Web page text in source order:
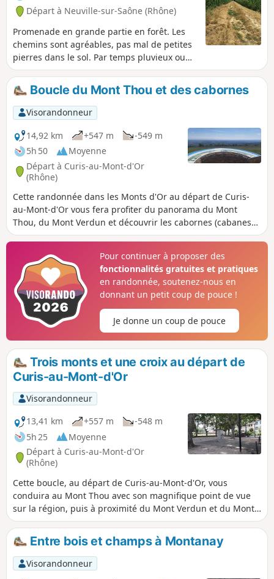
Départ à Neuville-sur-Saône (Rhône)
Promenade en grande partie en forêt. Les
chemins sont agréables, pas mal de petites
pierres dans le sol. Par temps pluvieux ou
après une grosse averse, possibilité de boue
voire impraticable par endroits (pas sûr à
vérifier). La fin n'est pas à l'ombre, donc
chaude sous le soleil. Avertissement
modérateur : signalement d'un passage
désormais interdit. Attendre la mise en
place d'un contournement.
Boucle du Mont Thou et des cabornes
Visorandonneur
14,92 km
+547 m
-549 m
5h 50
Moyenne
Départ à Curis-au-Mont-d'Or
(Rhône)
Cette randonnée dans les Monts d'Or au départ de Curis-
au-Mont-d'Or vous fera profiter du panorama du Mont
Thou, du Mont Verdun et découvrir les cabornes (cabanes
de pierres sèches) qui font partie du patrimoine de cette
d'Or avec une variante pour raccourcir le circuit.
Pour continuer à proposer des
fonctionnalités gratuites et pratiques
en randonnée, soutenez-nous en
donnant un petit coup de pouce !
Je donne un coup de pouce
Trois monts et une croix au départ de
Curis-au-Mont-d'Or
Visorandonneur
13,41 km
+557 m
-548 m
5h 25
Moyenne
Départ à Curis-au-Mont-d'Or
(Rhône)
Cette boucle, au départ de Curis-au-Mont-d'Or, vous
conduira au Mont Thou avec son magnifique point de vue
sur la région, puis à proximité du Mont Verdun et du Mont
Py et enfin à la Croix Rampeau avant de redescendre vers
Curis. Au cours de cette randonnée vous pourrez voir deux
anciens lavoirs et en fonction de la saison des Orchidées,
des lys martagon, des asperges des bois et bien d'autres
fleurs
Entre bois et champs à Montanay
Visorandonneur